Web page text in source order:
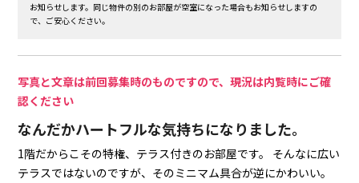
お知らせします。同じ物件の別のお部屋が空室になった場合もお知らせしますの
で、ご安心ください。
写真と文章は前回募集時のものですので、現況は内覧時にご確
認ください
なんだかハートフルな気持ちになりました。
1階だからこその特権、テラス付きのお部屋です。
そんなに広い
テラスではないのですが、そのミニマム具合が逆にかわいい。